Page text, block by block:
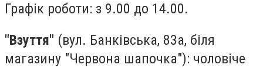
Графік роботи: з 9.00 до 14.00.
"Взуття" (вул. Банківська, 83а, біля
магазину "Червона шапочка"): чоловіче